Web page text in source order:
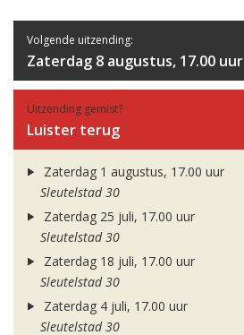
Volgende uitzending:
Zaterdag 8 augustus, 17.00 uur
Uitzending gemist?
Luister terug
Zaterdag 1 augustus, 17.00 uur
Sleutelstad 30
Zaterdag 25 juli, 17.00 uur
Sleutelstad 30
Zaterdag 18 juli, 17.00 uur
Sleutelstad 30
Zaterdag 4 juli, 17.00 uur
Sleutelstad 30